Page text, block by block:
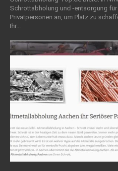
Schrottabholung und -entsorgung für
Privatpersonen an, um Platz zu
Ihr...